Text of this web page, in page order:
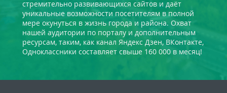
стремительно развивающихся сайтов и даёт
уникальные возможности посетителям в полной
мере окунуться в жизнь города и района. Охват
нашей аудитории по порталу и дополнительным
ресурсам, таким, как канал Яндекс Дзен, ВКонтакте,
Одноклассники составляет свыше 160 000 в месяц!